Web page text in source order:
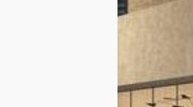
мистецтва,
справу, бізнес,
TU Dublin також
пропонує
оптометрія,
охорона